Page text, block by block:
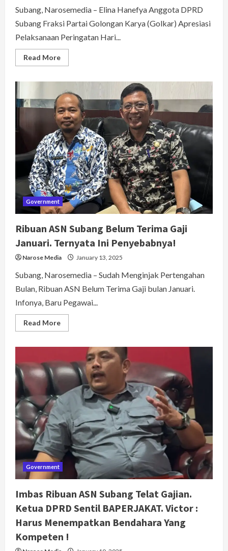
Subang, Narosemedia – Elina Hanefya Anggota DPRD
Subang Fraksi Partai Golongan Karya (Golkar) Apresiasi
Pelaksanaan Peringatan Hari...
Read MoreRead
more
Cisaat
Kecamatan
Ciater
Jadi
Terkenal
Pasca
Peringatan
HDN
2025
!!.
Elina
Anggota
DPRD
Subang
Sampaikan
Hal
Ini.
Government
Ribuan ASN Subang Belum Terima Gaji
Januari. Ternyata Ini Penyebabnya!
Narose Media January 13, 2025
Subang, Narosemedia – Sudah Menginjak Pertengahan
Bulan, Ribuan ASN Belum Terima Gaji bulan Januari.
Infonya, Baru Pegawai...
Read MoreRead
more
Belum
Terima
Gaji
Januari.
Ternyata
Ini
Penyebabnya!
Government
Imbas Ribuan ASN Subang Telat Gajian.
Ketua DPRD Sentil BAPERJAKAT. Victor :
Harus Menempatkan Bendahara Yang
Kompeten !